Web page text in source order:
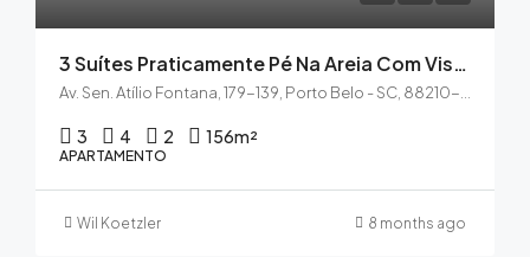
3 Suítes Praticamente Pé Na Areia Com Vista Mar Em Perequê
3 4 2 156m²
APARTAMENTO
Wil Koetzler 8 months ago